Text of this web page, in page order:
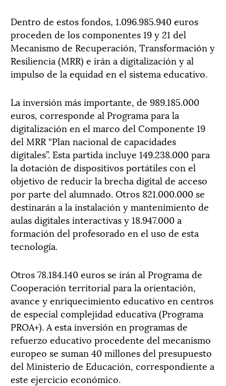
Dentro de estos fondos, 1.096.985.940 euros
proceden de los componentes 19 y 21 del
Mecanismo de Recuperación, Transformación y
Resiliencia (MRR) e irán a digitalización y al
impulso de la equidad en el sistema educativo.
La inversión más importante, de 989.185.000
euros, corresponde al Programa para la
digitalización en el marco del Componente 19
del MRR “Plan nacional de capacidades
digitales”. Esta partida incluye 149.238.000 para
la dotación de dispositivos portátiles con el
objetivo de reducir la brecha digital de acceso
por parte del alumnado. Otros 821.000.000 se
destinarán a la instalación y mantenimiento de
aulas digitales interactivas y 18.947.000 a
formación del profesorado en el uso de esta
tecnología.
Otros 78.184.140 euros se irán al Programa de
Cooperación territorial para la orientación,
avance y enriquecimiento educativo en centros
de especial complejidad educativa (Programa
PROA+). A esta inversión en programas de
refuerzo educativo procedente del mecanismo
europeo se suman 40 millones del presupuesto
del Ministerio de Educación, correspondiente a
este ejercicio económico.